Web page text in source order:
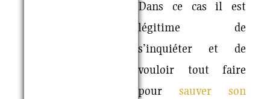
Dans ce cas il est
légitime de
s’inquiéter et de
vouloir tout faire
poursauver son